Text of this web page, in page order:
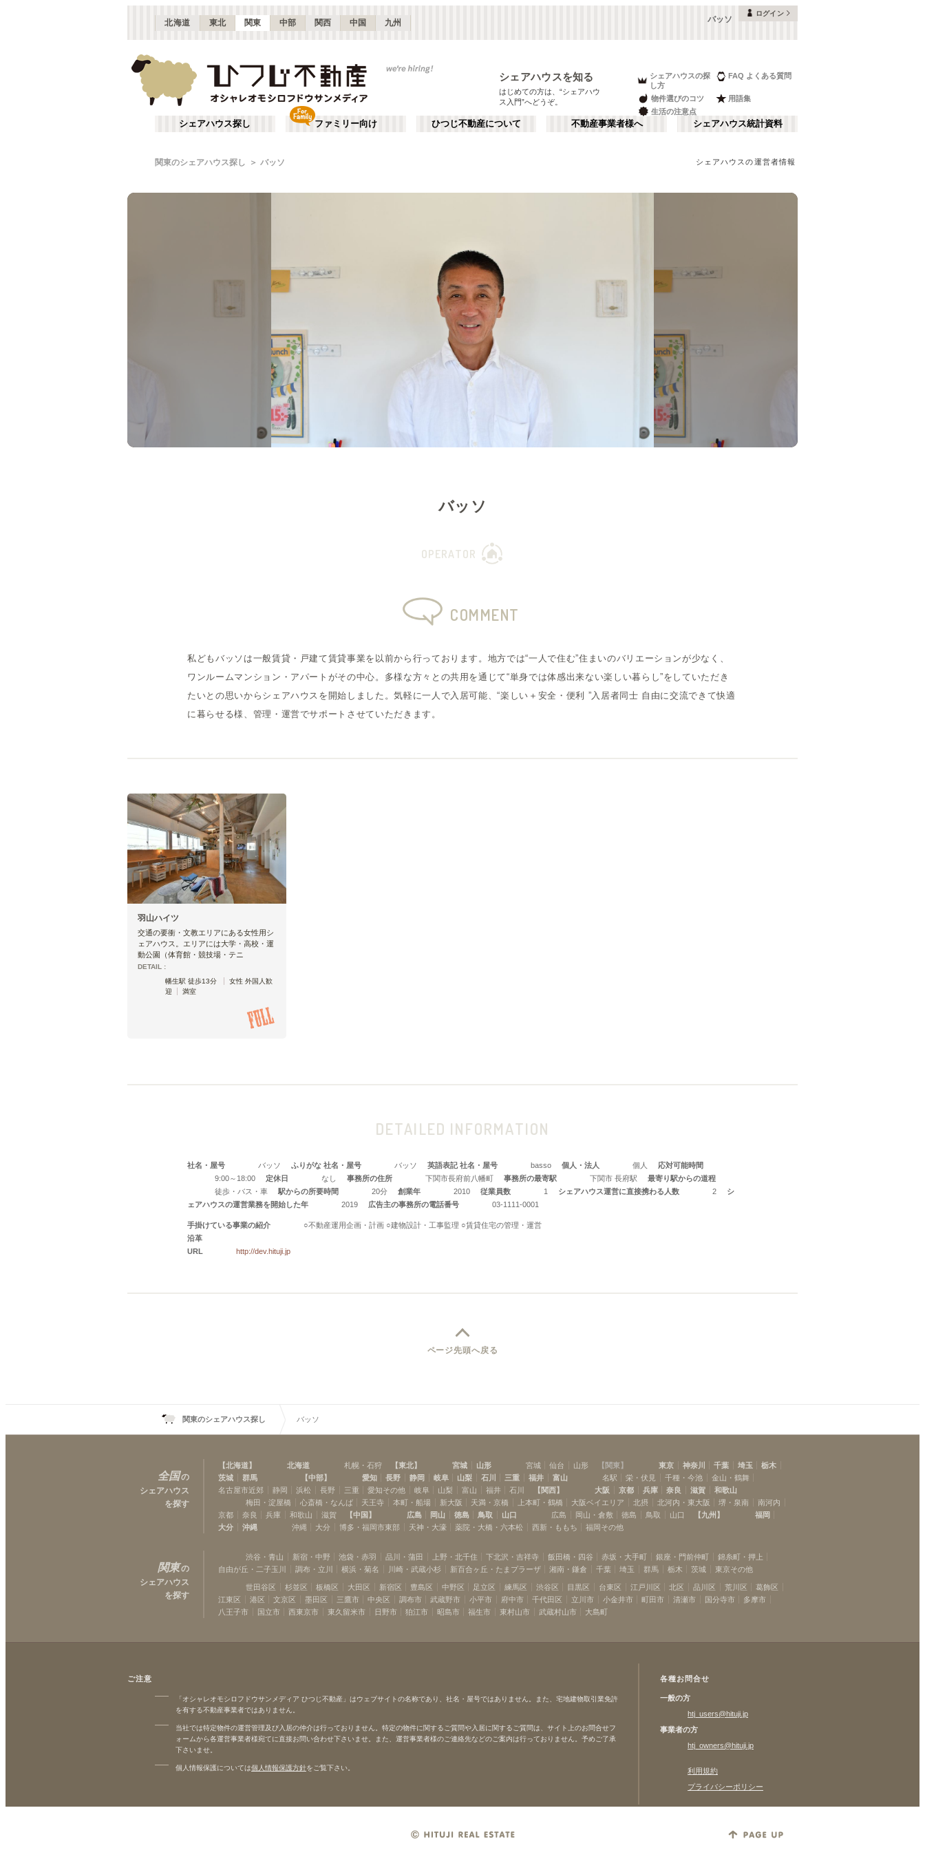
北海道 東北 関東 中部 関西 中国 九州 バッソ
ログイン
シェアハウスを知る
はじめての方は、“シェアハウ
ス入門”へどうぞ。
シェアハウスの探
し方
FAQ よくある質問
物件選びのコツ
用語集
生活の注意点
シェアハウス探し ファミリー向け ひつじ不動産について 不動産事業者様へ シェアハウス統計資料
関東のシェアハウス探し バッソ シェアハウスの運営者情報
バッソ
OPERATOR
COMMENT
私どもバッソは一般賃貸・戸建て賃貸事業を以前から行っております。地方では“一人で住む”住まいのバリエーションが少なく、
ワンルームマンション・アパートがその中心。多様な方々との共用を通じて“単身では体感出来ない楽しい暮らし”をしていただき
たいとの思いからシェアハウスを開始しました。気軽に一人で入居可能、“楽しい＋安全・便利 ”入居者同士 自由に交流できて快適
に暮らせる様、管理・運営でサポートさせていただきます。
羽山ハイツ
交通の要衝・文教エリアにある女性用シ
ェアハウス。エリアには大学・高校・運
動公園（体育館・競技場・テニ
DETAIL :
幡生駅 徒歩13分
女性 外国人歓
迎
満室
DETAILED INFORMATION
社名・屋号 バッソ ふりがな 社名・屋号 バッソ 英語表記 社名・屋号 basso 個人・法人 個人
応対可能時間
9:00～18:00
定休日 なし 事務所の住所 下関市長府前八幡町 事務所の最寄駅 下関市 長府駅
最寄り駅からの道程
徒歩・バス・車
駅からの所要時間 20分 創業年 2010 従業員数 1 シェアハウス運営に直接携わる人数 2
シ
ェアハウスの運営業務を開始した年
2019 広告主の事務所の電話番号 03-1111-0001
手掛けている事業の紹介
○不動産運用企画・計画 ○建物設計・工事監理 ○賃貸住宅の管理・運営
沿革
URL
http://dev.hituji.jp
ページ先頭へ戻る
関東のシェアハウス探し バッソ
全国の
シェアハウス
を探す
【北海道】 北海道 札幌・石狩 【東北】 宮城 山形 宮城 仙台 山形 【 関東】 東京 神奈川 千葉 埼玉
栃木
茨城
群馬 【中部】 愛知 長野 静岡 岐阜 山梨 石川 三重 福井 富山 名駅 栄・伏見 千種・今池
金山・鶴舞
名古屋市近郊
静岡 浜松 長野 三重 愛知その他 岐阜 山梨 富山 福井 石川 【関西】 大阪 京都 兵庫 奈良 滋賀
和歌山
梅田・淀屋橋
心斎橋・なんば 天王寺 本町・船場 新大阪 天満・京橋 上本町・鶴橋 大阪ベイエリア 北摂 北河内・東大阪 堺・泉南
南河内
京都
奈良 兵庫 和歌山 滋賀 【中国 】 広島 岡山 徳島 鳥取 山口 広島 岡山・倉敷 徳島 鳥取 山口 【九州 】
福岡
大分
沖縄 沖縄 大分 博多・福岡市東部 天神・大濠 薬院・大橋・六本松 西新・ももち 福岡その他
関東の
シェアハウス
を探す
渋谷・青山 新宿・中野 池袋・赤羽 品川・蒲田 上野・北千住 下北沢・吉祥寺 飯田橋・四谷 赤坂・大手町 銀座・門前仲町
錦糸町・押上
自由が丘・二子玉川
調布・立川 横浜・菊名 川崎・武蔵小杉 新百合ヶ丘・たまプラーザ 湘南・鎌倉 千葉 埼玉 群馬 栃木 茨城 東京その他
世田谷区 杉並区 板橋区 大田区 新宿区 豊島区 中野区 足立区 練馬区 渋谷区 目黒区 台東区 江戸川区 北区 品川区 荒川区
葛飾区
江東区
港区 文京区 墨田区 三鷹市 中央区 調布市 武蔵野市 小平市 府中市 千代田区 立川市 小金井市 町田市 清瀬市 国分寺市
多摩市
八王子市
国立市 西東京市 東久留米市 日野市 狛江市 昭島市 福生市 東村山市 武蔵村山市 大島町
ご注意
「オシャレオモシロフドウサンメディア ひつじ不動産」はウェブサイトの名称であり、社名・屋号ではありません。また、宅地建物取引業免許
を有する不動産事業者ではありません。
当社では特定物件の運営管理及び入居の仲介は行っておりません。特定の物件に関するご質問や入居に関するご質問は、サイト上のお問合せフ
ォームから各運営事業者様宛てに直接お問い合わせ下さいませ。また、運営事業者様のご連絡先などのご案内は行っておりません。予めご了承
下さいませ。
個人情報保護については個人情報保護方針をご覧下さい。
各種お問合せ
一般の方
htj_users@hituji.jp
事業者の方
htj_owners@hituji.jp
利用規約
プライバシーポリシー